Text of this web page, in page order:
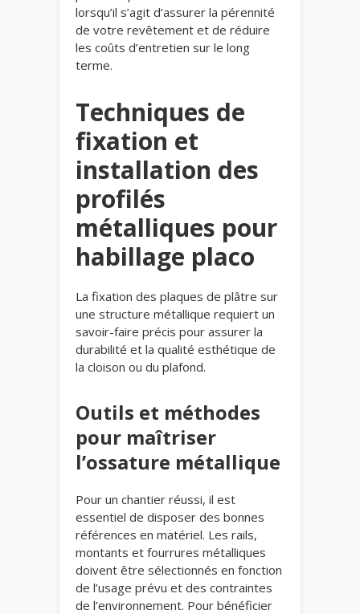
lorsqu’il s’agit d’assurer la pérennité
de votre revêtement et de réduire
les coûts d’entretien sur le long
terme.
Techniques de
fixation et
installation des
profilés
métalliques pour
habillage placo
La fixation des plaques de plâtre sur
une structure métallique requiert un
savoir-faire précis pour assurer la
durabilité et la qualité esthétique de
la cloison ou du plafond.
Outils et méthodes
pour maîtriser
l’ossature métallique
Pour un chantier réussi, il est
essentiel de disposer des bonnes
références en matériel. Les rails,
montants et fourrures métalliques
doivent être sélectionnés en fonction
de l’usage prévu et des contraintes
de l’environnement. Pour bénéficier